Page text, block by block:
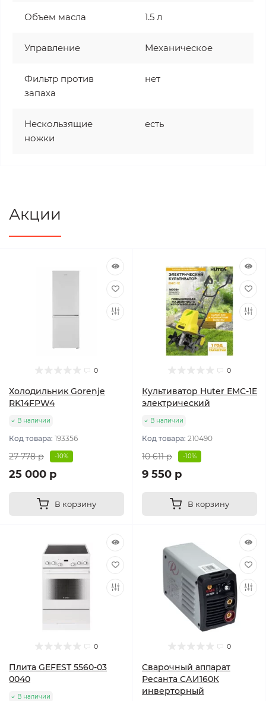
Объем масла 1.5 л
Управление Механическое
Фильтр против
запаха
нет
Нескользящие
ножки
есть
Акции
0
Холодильник Gorenje
RK14FPW4
В наличии
Код товара: 193356
27 778 р -10%
25 000 р
В корзину
0
Культиватор Huter ЕМС-1E
электрический
В наличии
Код товара: 210490
10 611 р -10%
9 550 р
В корзину
0
Плита GEFEST 5560-03
0040
В наличии
0
Сварочный аппарат
Ресанта САИ160К
инверторный